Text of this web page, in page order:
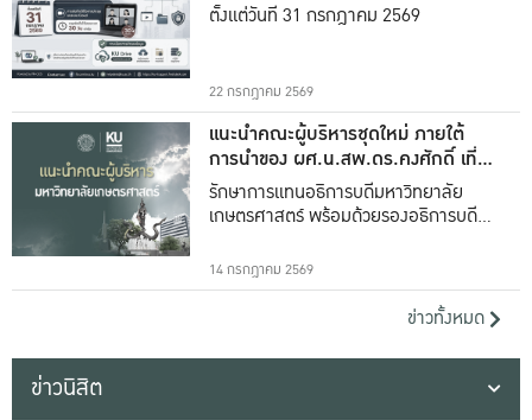
ตั้งแต่วันที่ 31 กรกฎาคม 2569
22 กรกฎาคม 2569
แนะนำคณะผู้บริหารชุดใหม่ ภายใต้
การนำของ ผศ.น.สพ.ดร.คงศักดิ์ เที่ยง
ธรรม
รักษาการแทนอธิการบดีมหาวิทยาลัย
เกษตรศาสตร์ พร้อมด้วยรองอธิการบดีทั้ง
14 กรกฎาคม 2569
ข่าวทั้งหมด
ข่าวนิสิต